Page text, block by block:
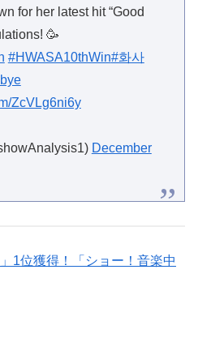
for her latest hit “Good
🥳
#HWASA10thWin#화사
ZcVLg6ni6y
December
1位獲得！「ショー！音楽中